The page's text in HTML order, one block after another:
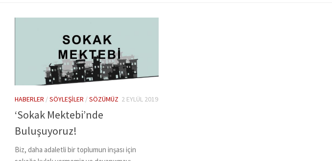
HABERLER /SÖYLEŞILER /SÖZÜMÜZ 2 EYLÜL 2019
‘Sokak Mektebi’nde
Buluşuyoruz!
Biz, daha adaletli bir toplumun inşası için